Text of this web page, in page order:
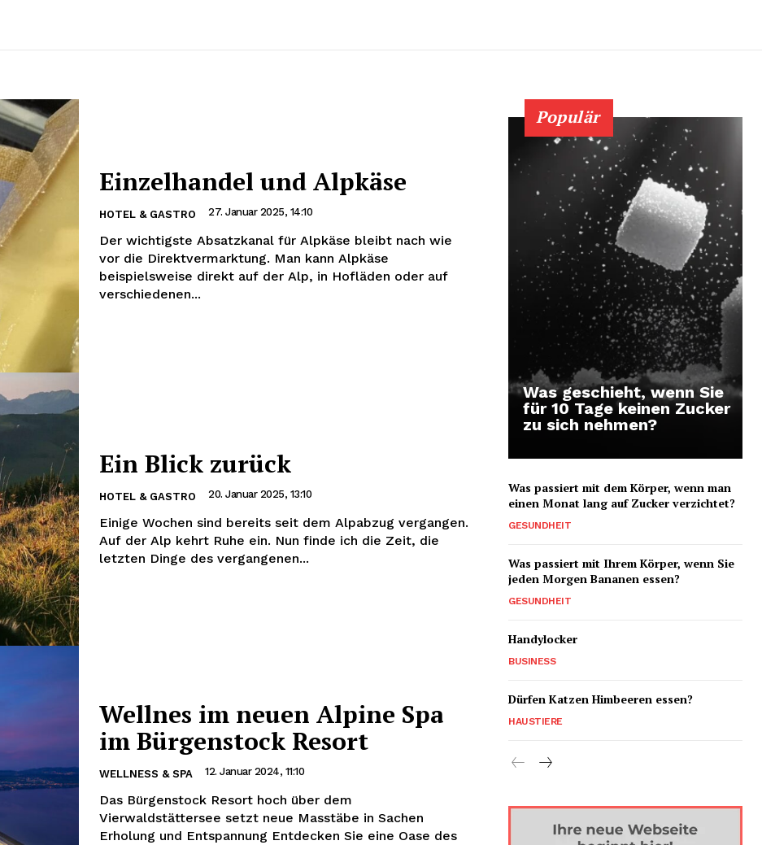
Einzelhandel und Alpkäse
HOTEL & GASTRO 27. Januar 2025, 14:10
Der wichtigste Absatzkanal für Alpkäse bleibt nach wie
vor die Direktvermarktung. Man kann Alpkäse
beispielsweise direkt auf der Alp, in Hofläden oder auf
verschiedenen...
Ein Blick zurück
HOTEL & GASTRO 20. Januar 2025, 13:10
Einige Wochen sind bereits seit dem Alpabzug vergangen.
Auf der Alp kehrt Ruhe ein. Nun finde ich die Zeit, die
letzten Dinge des vergangenen...
Wellnes im neuen Alpine Spa
im Bürgenstock Resort
WELLNESS & SPA 12. Januar 2024, 11:10
Das Bürgenstock Resort hoch über dem
Vierwaldstättersee setzt neue Masstäbe in Sachen
Erholung und Entspannung Entdecken Sie eine Oase des
Populär
Was geschieht, wenn Sie
für 10 Tage keinen Zucker
zu sich nehmen?
Was passiert mit dem Körper, wenn man
einen Monat lang auf Zucker verzichtet?
GESUNDHEIT
Was passiert mit Ihrem Körper, wenn Sie
jeden Morgen Bananen essen?
GESUNDHEIT
Handylocker
BUSINESS
Dürfen Katzen Himbeeren essen?
HAUSTIERE